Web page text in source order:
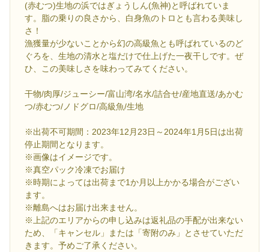
(赤むつ)生地の浜ではぎょうしん(魚神)と呼ばれていま
す。脂の乗りの良さから、白身魚のトロとも言わる美味し
さ！
漁獲量が少ないことから幻の高級魚とも呼ばれているのど
ぐろを、生地の清水と塩だけで仕上げた一夜干しです。ぜ
ひ、この美味しさを味わってみてください。
干物/肉厚/ジューシー/富山湾/名水/詰合せ/産地直送/あかむ
つ/赤むつ/ノドグロ/高級魚/生地
※出荷不可期間：2023年12月23日～2024年1月5日は出荷
停止期間となります。
※画像はイメージです。
※真空パック冷凍でお届け
※時期によっては出荷まで1か月以上かかる場合がござい
ます。
※離島へはお届け出来ません。
※上記のエリアからの申し込みは返礼品の手配が出来ない
ため、「キャンセル」または「寄附のみ」とさせていただ
きます。予めご了承ください。